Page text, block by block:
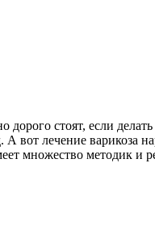
стоят, если
А вот лечение варикоза
множество методик и